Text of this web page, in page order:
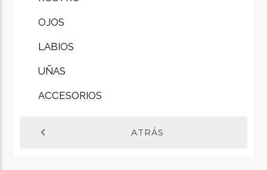
OJOS
LABIOS
UÑAS
ACCESORIOS
chevron_left ATRÁS